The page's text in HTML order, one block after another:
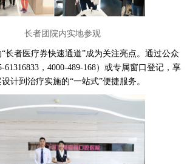
长者团院内实地参观
长者医疗券快速通道”成为关注亮点。通过公众
61316833，4000-489-168）或专属窗口登记，享
计到治疗实施的“一站式”便捷服务。